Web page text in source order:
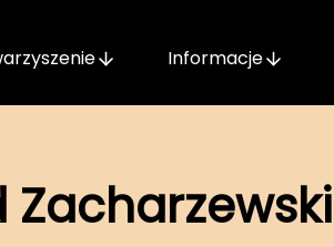
Informacje
Zacharzewski